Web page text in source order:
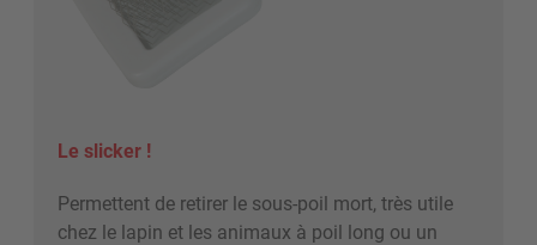
Le slicker !
Permettent de retirer le sous-poil mort, très utile
chez le lapin et les animaux à poil long ou un